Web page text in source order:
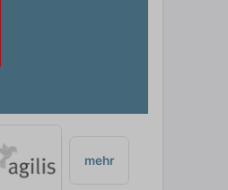
mehr